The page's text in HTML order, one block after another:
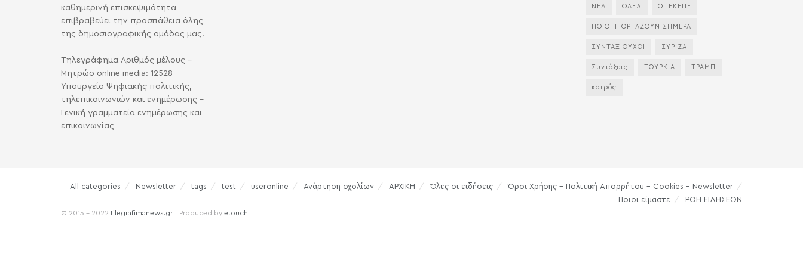
καθημερινή επισκεψιμότητα
επιβραβεύει την προσπάθεια όλης
της δημοσιογραφικής ομάδας μας.
Τηλεγράφημα Αριθμός μέλους -
Μητρώο online media: 12528
Υπουργείο Ψηφιακής πολιτικής,
τηλεπικοινωνιών και ενημέρωσης -
Γενική γραμματεία ενημέρωσης και
επικοινωνίας
ΝΕΑ ΟΑΕΔ ΟΠΕΚΕΠΕ
ΠΟΙΟΙ ΓΙΟΡΤΑΖΟΥΝ ΣΗΜΕΡΑ
ΣΥΝΤΑΞΙΟΥΧΟΙ ΣΥΡΙΖΑ
Συντάξεις ΤΟΥΡΚΙΑ ΤΡΑΜΠ
καιρός
All categories Newsletter tags test useronline Ανάρτηση σχολίων ΑΡΧΙΚΗ Όλες οι ειδήσεις
Όροι Χρήσης – Πολιτική Απορρήτου – Cookies – Newsletter
Ποιοι είμαστε
ΡΟΗ ΕΙΔΗΣΕΩΝ
© 2015 - 2022 tilegrafimanews.gr| Produced by etouch